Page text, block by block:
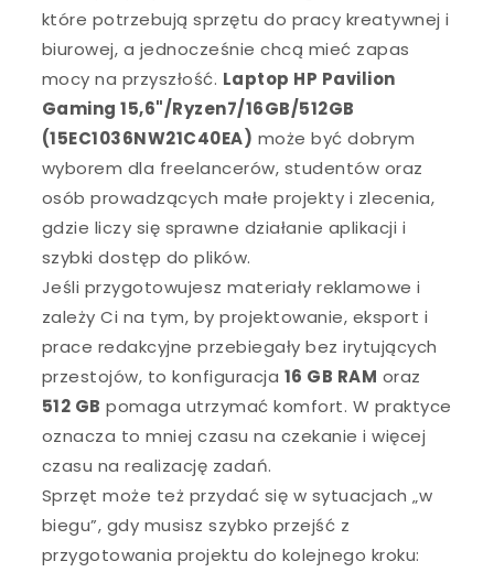
które potrzebują sprzętu do pracy kreatywnej i
biurowej, a jednocześnie chcą mieć zapas
mocy na przyszłość. Laptop HP Pavilion
Gaming 15,6"/Ryzen7/16GB/512GB
(15EC1036NW21C40EA) może być dobrym
wyborem dla freelancerów, studentów oraz
osób prowadzących małe projekty i zlecenia,
gdzie liczy się sprawne działanie aplikacji i
szybki dostęp do plików.
Jeśli przygotowujesz materiały reklamowe i
zależy Ci na tym, by projektowanie, eksport i
prace redakcyjne przebiegały bez irytujących
przestojów, to konfiguracja 16 GB RAM oraz
512 GB pomaga utrzymać komfort. W praktyce
oznacza to mniej czasu na czekanie i więcej
czasu na realizację zadań.
Sprzęt może też przydać się w sytuacjach „w
biegu”, gdy musisz szybko przejść z
przygotowania projektu do kolejnego kroku: